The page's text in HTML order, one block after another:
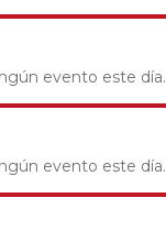
evento este día.
evento este día.